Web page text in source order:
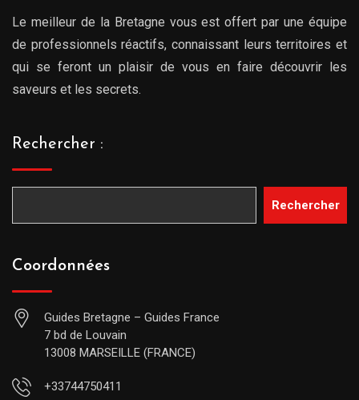
Le meilleur de la Bretagne vous est offert par une équipe
de professionnels réactifs, connaissant leurs territoires et
qui se feront un plaisir de vous en faire découvrir les
saveurs et les secrets.
Rechercher :
Rechercher
Coordonnées
Guides Bretagne – Guides France
7 bd de Louvain
13008 MARSEILLE (FRANCE)
+33744750411